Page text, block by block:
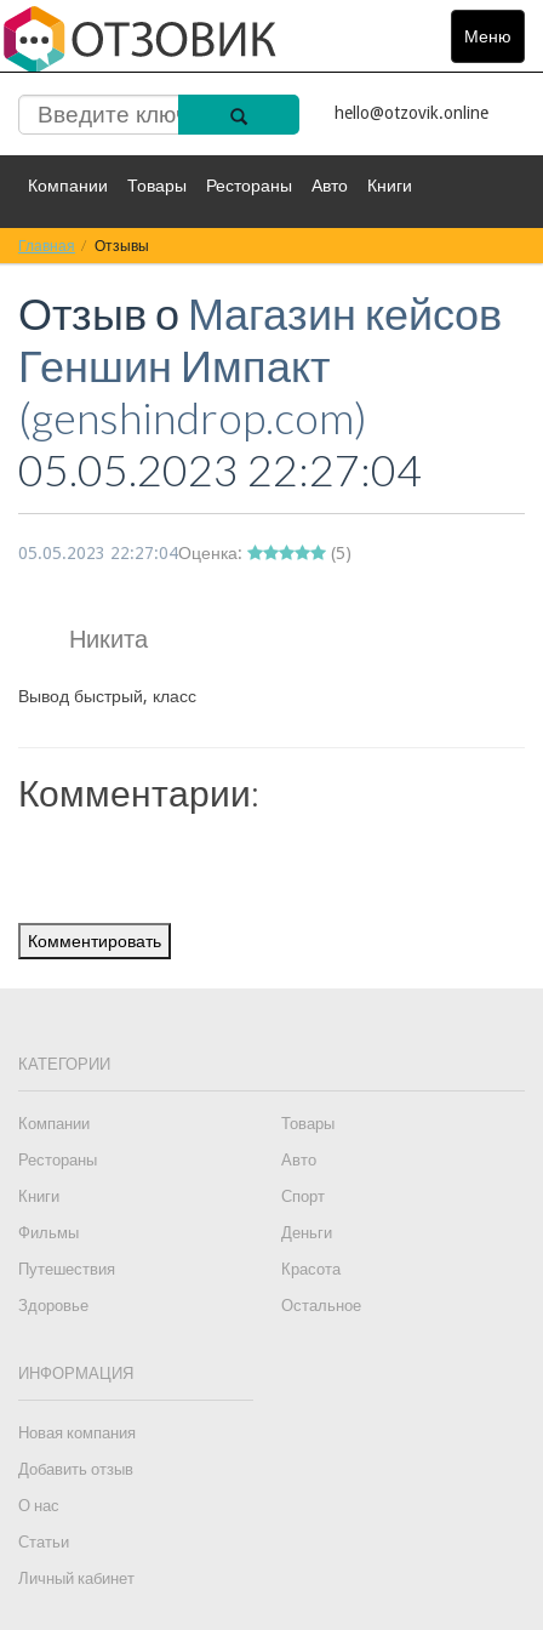
Меню
Toggle
hello@otzovik.online
Компании Товары Рестораны Авто Книги
Спорт Фильмы
Красота Здоровье Остальное
Главная Отзывы
Отзыв о Магазин кейсов
Геншин Импакт
(genshindrop.com)
05.05.2023 22:27:04
05.05.2023 22:27:04Оценка: (5)
Никита
Вывод быстрый, класс
Комментарии:
Комментировать
КАТЕГОРИИ
Компании
Товары
Рестораны
Авто
Книги
Спорт
Фильмы
Деньги
Путешествия
Красота
Здоровье
Остальное
ИНФОРМАЦИЯ
Новая компания
Добавить отзыв
О нас
Статьи
Личный кабинет